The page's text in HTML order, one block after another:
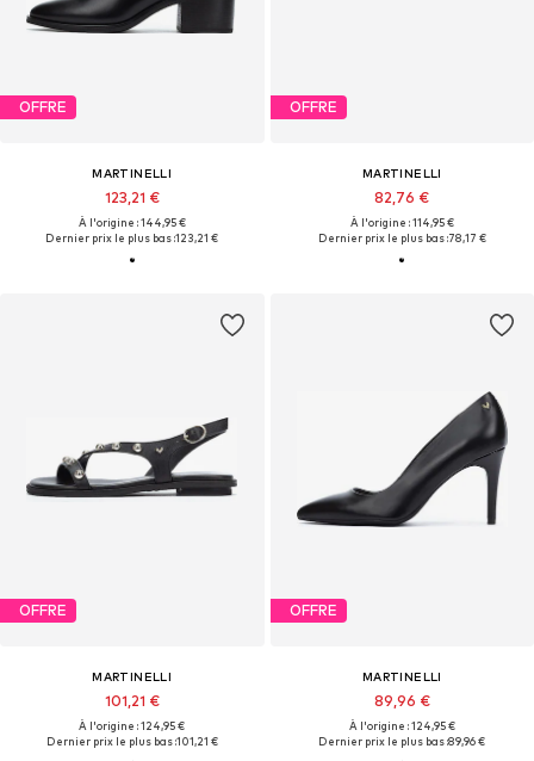
OFFRE
MARTINELLI
123,21 €
À l'origine : 144,95 €
Dernier prix le plus bas :123,21 €
OFFRE
MARTINELLI
82,76 €
À l'origine : 114,95 €
Dernier prix le plus bas :78,17 €
OFFRE
MARTINELLI
101,21 €
À l'origine : 124,95 €
Dernier prix le plus bas :101,21 €
OFFRE
MARTINELLI
89,96 €
À l'origine : 124,95 €
Dernier prix le plus bas :89,96 €